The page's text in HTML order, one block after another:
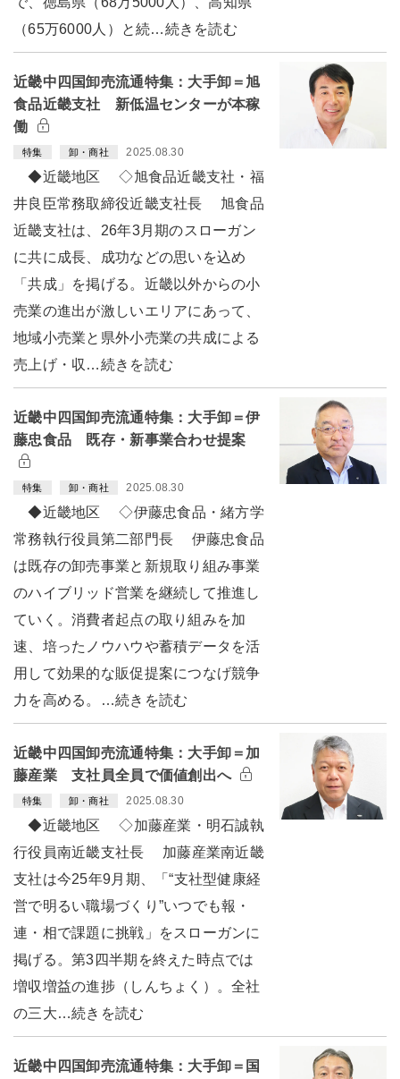
（65万6000人）と続…続きを読む
近畿中四国卸売流通特集：大手卸＝旭
食品近畿支社 新低温センターが本稼
働
特集 卸・商社 2025.08.30
◆近畿地区 ◇旭食品近畿支社・福
井良臣常務取締役近畿支社長 旭食品
近畿支社は、26年3月期のスローガン
に共に成長、成功などの思いを込め
「共成」を掲げる。近畿以外からの小
売業の進出が激しいエリアにあって、
地域小売業と県外小売業の共成による
売上げ・収…続きを読む
近畿中四国卸売流通特集：大手卸＝伊
藤忠食品 既存・新事業合わせ提案
特集 卸・商社 2025.08.30
◆近畿地区 ◇伊藤忠食品・緒方学
常務執行役員第二部門長 伊藤忠食品
は既存の卸売事業と新規取り組み事業
のハイブリッド営業を継続して推進し
ていく。消費者起点の取り組みを加
速、培ったノウハウや蓄積データを活
用して効果的な販促提案につなげ競争
力を高める。…続きを読む
近畿中四国卸売流通特集：大手卸＝加
藤産業 支社員全員で価値創出へ
特集 卸・商社 2025.08.30
◆近畿地区 ◇加藤産業・明石誠執
行役員南近畿支社長 加藤産業南近畿
支社は今25年9月期、「“支社型健康経
営で明るい職場づくり”いつでも報・
連・相で課題に挑戦」をスローガンに
掲げる。第3四半期を終えた時点では
増収増益の進捗（しんちょく）。全社
の三大…続きを読む
近畿中四国卸売流通特集：大手卸＝国